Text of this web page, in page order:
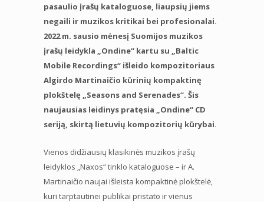
pasaulio įrašų kataloguose, liaupsių jiems
negaili ir muzikos kritikai bei profesionalai.
2022 m. sausio mėnesį Suomijos muzikos
įrašų leidykla „Ondine“ kartu su „Baltic
Mobile Recordings“ išleido kompozitoriaus
Algirdo Martinaičio kūrinių kompaktinę
plokštelę „Seasons and Serenades“. Šis
naujausias leidinys pratęsia „Ondine“ CD
seriją, skirtą lietuvių kompozitorių kūrybai.
Vienos didžiausių klasikinės muzikos įrašų
leidyklos „Naxos“ tinklo kataloguose – ir A.
Martinaičio naujai išleista kompaktinė plokštelė,
kuri tarptautinei publikai pristato ir vienus